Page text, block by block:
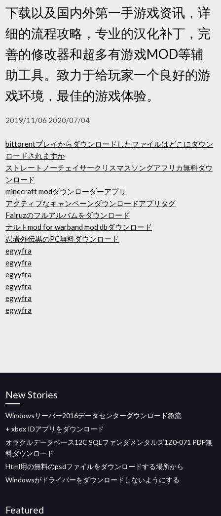
下载以及国内外第一手游戏资讯，详
细的流程攻略，专业的汉化补丁，完
善的修改器和超多有游戏MOD等辅
助工具。致力于给玩家一个良好的游
戏环境，最佳的游戏体验。
2019/11/06 2020/07/04
bittorentプレイからダウンロードしたファイルはどこにダウン
ロードされますか
ストレートノーチェイサークリスマスソングアフリカ無料ダウ
ンロード
minecraft modダウンローダーアプリ
アクティブなキャンペーンダウンロードアプリタグ
Fairuzのフルアルバムをダウンロード
ナルトmod for warband mod dbダウンロード
忍者外伝黒のPC無料ダウンロード
egyyfra
egyyfra
egyyfra
egyyfra
egyyfra
egyyfra
New Stories
Windowsサーバー2016データセンターダウンロード急流
+ xbox IDアプリをダウンロード
オラクルデータベース12C SQLファンダメンタルズ1Z0-071 PDF無
料ダウンロード
Html用の無料のpsdファイルをダウンロードする場所から
Windowsがドライバーをダウンロードしないようにする
Featured